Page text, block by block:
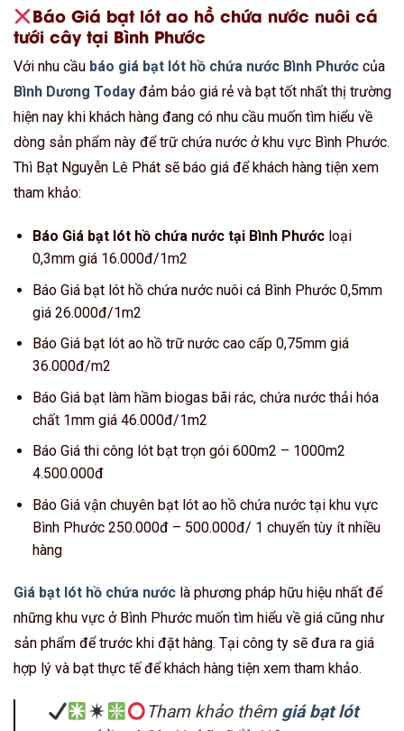
Báo Giá bạt lót ao hồ chứa nước nuôi cá
tưới cây tại Bình Phước
Với nhu cầu báo giá bạt lót hồ chứa nước Bình Phước của
Bình Dương Today đảm bảo giá rẻ và bạt tốt nhất thị trường
hiện nay khi khách hàng đang có nhu cầu muốn tìm hiểu về
dòng sản phẩm này để trữ chứa nước ở khu vực Bình Phước.
Thì Bạt Nguyễn Lê Phát sẽ báo giá để khách hàng tiện xem
tham khảo:
Báo Giá bạt lót hồ chứa nước tại Bình Phướcloại
0,3mm giá 16.000đ/1m2
Báo Giá bạt lót hồ chứa nước nuôi cá Bình Phước 0,5mm
giá 26.000đ/1m2
Báo Giá bạt lót ao hồ trữ nước cao cấp 0,75mm giá
36.000đ/m2
Báo Giá bạt làm hầm biogas bãi rác, chứa nước thải hóa
chất 1mm giá 46.000đ/1m2
Báo Giá thi công lót bạt trọn gói 600m2 – 1000m2
4.500.000đ
Báo Giá vận chuyên bạt lót ao hồ chứa nước tại khu vực
Bình Phước 250.000đ – 500.000đ/ 1 chuyến tùy ít nhiều
hàng
Giá bạt lót hồ chứa nước là phương pháp hữu hiệu nhất để
những khu vực ở Bình Phước muốn tìm hiểu về giá cũng như
sản phẩm để trước khi đặt hàng. Tại công ty sẽ đưa ra giá
hợp lý và bạt thực tế để khách hàng tiện xem tham khảo.
Tham khảo thêm giá bạt lót